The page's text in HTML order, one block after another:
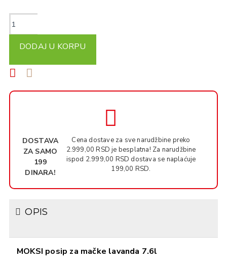
DODAJ U KORPU
DOSTAVA
ZA SAMO
199
DINARA!
Cena dostave za sve narudžbine preko
2.999,00 RSD je besplatna! Za narudžbine
ispod 2.999,00 RSD dostava se naplaćuje
199,00 RSD.
OPIS
MOKSI posip za mačke lavanda 7.6l